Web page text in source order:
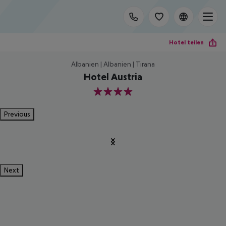
Hotel teilen
Albanien | Albanien | Tirana
Hotel Austria
4
Previous
Next